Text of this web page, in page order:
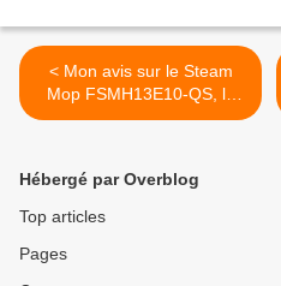
< Mon avis sur le Steam
Mop FSMH13E10-QS, le
balai vapeur de Black &
Hébergé par Overblog
Top articles
Pages